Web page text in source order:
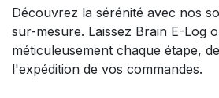
Découvrez la sérénité avec nos
sur-mesure. Laissez Brain E-Log
méticuleusement chaque étape,
l'expédition de vos commandes.